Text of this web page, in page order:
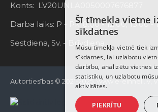
Konts: LV20UNLA0050007676877
Darba laiks: P - Pk. 8:00 - 12:00; 13:00 -
Sestdiena, Sv. - Brīvdiena
Autortiesības © 2021-2025, www.e-einhell.lv,
Šī tīmekļa vietne
sīkdatnes
Mūsu tīmekļa vietnē tiek
sīkdatnes, lai uzlabotu
darbību, analizētu vietnes
statistiku, un uzlabotu
aktivitātes.
PIEKRĪTU